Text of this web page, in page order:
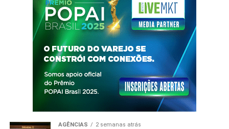
AGÊNCIAS 2 semanas atrás